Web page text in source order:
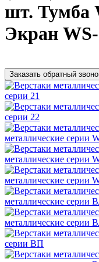
шт. Тумба
Экран
Заказать обратный
серии 21
серии 22
металлические серии
металлические серии
металлические серии
металлические серии
металлические серии
серии ВП